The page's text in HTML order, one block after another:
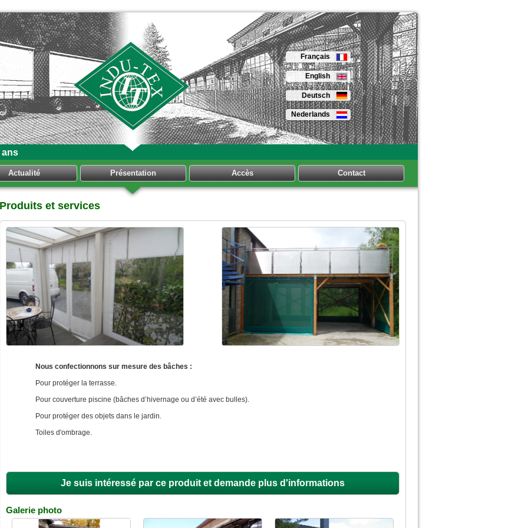
ans
Français
English
Deutsch
Nederlands
Actualité Présentation Accès Contact
Produits et services
Nous confectionnons sur mesure des bâches :
Pour protéger la terrasse.
Pour couverture piscine (bâches d’hivernage ou d’été avec bulles).
Pour protéger des objets dans le jardin.
Toiles d'ombrage.
Je suis intéressé par ce produit et demande plus d'informations
Galerie photo